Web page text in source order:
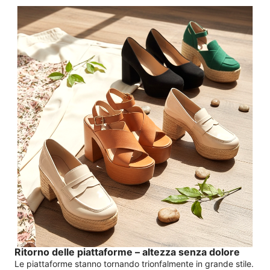
Ritorno delle piattaforme – altezza senza dolore
Le piattaforme stanno tornando trionfalmente in grande stile.